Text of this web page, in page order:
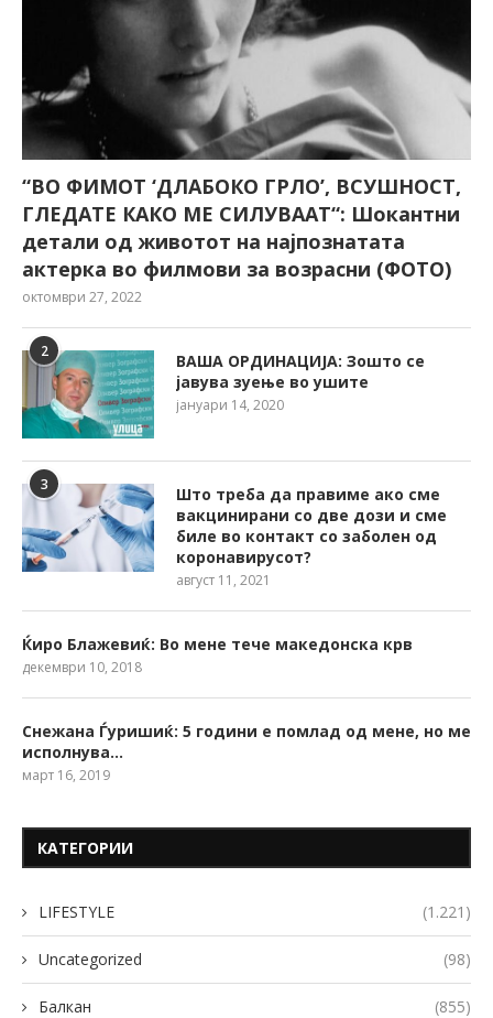
“ВО ФИМОТ ‘ДЛАБОКО ГРЛО’, ВСУШНОСТ,
ГЛЕДАТЕ КАКО МЕ СИЛУВААТ“: Шокантни
детали од животот на најпознатата
актерка во филмови за возрасни (ФОТО)
октомври 27, 2022
2
ВАША ОРДИНАЦИЈА: Зошто се
јавува зуење во ушите
јануари 14, 2020
3
Што треба да правиме ако сме
вакцинирани со две дози и сме
биле во контакт со заболен од
коронавирусот?
август 11, 2021
Ќиро Блажевиќ: Во мене тече македонска крв
декември 10, 2018
Снежана Ѓуришиќ: 5 години е помлад од мене, но ме
исполнува…
март 16, 2019
КАТЕГОРИИ
LIFESTYLE (1.221)
Uncategorized (98)
Балкан (855)